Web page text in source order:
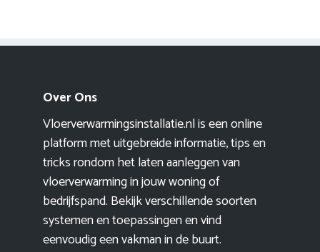
Over Ons
Vloerverwarmingsinstallatie.nl is een online
platform met uitgebreide informatie, tips en
tricks rondom het laten aanleggen van
vloerverwarming in jouw woning of
bedrijfspand. Bekijk verschillende soorten
systemen en toepassingen en vind
eenvoudig een vakman in de buurt.